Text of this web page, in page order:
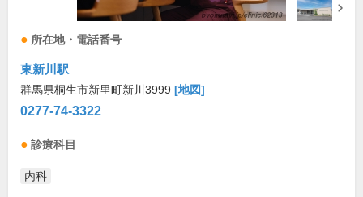
所在地・電話番号
東新川駅
群馬県桐生市新里町新川3999 [地図]
0277-74-3322
診療科目
内科